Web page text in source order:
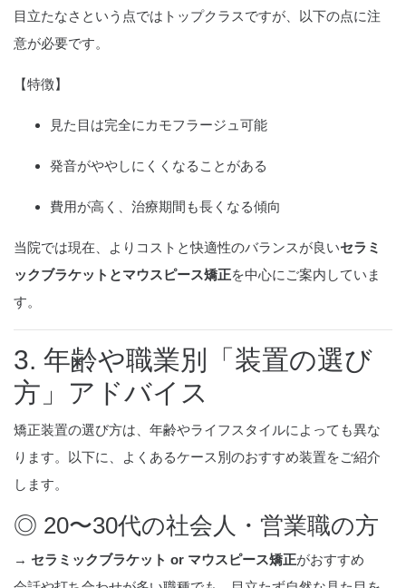
目立たなさという点ではトップクラスですが、以下の点に注
意が必要です。
【特徴】
見た目は完全にカモフラージュ可能
発音がややしにくくなることがある
費用が高く、治療期間も長くなる傾向
当院では現在、よりコストと快適性のバランスが良いセラミ
ックブラケットとマウスピース矯正を中心にご案内していま
す。
3. 年齢や職業別「装置の選び
方」アドバイス
矯正装置の選び方は、年齢やライフスタイルによっても異な
ります。以下に、よくあるケース別のおすすめ装置をご紹介
します。
◎ 20〜30代の社会人・営業職の方
→ セラミックブラケット or マウスピース矯正がおすすめ